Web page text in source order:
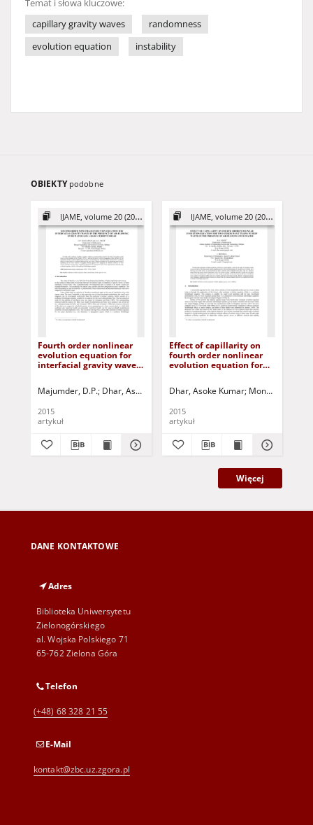
Temat i słowa kluczowe:
capillary gravity waves
randomness
evolution equation
instability
OBIEKTY podobne
IJAME, volume 20 (2015)
Fourth order nonlinear
evolution equation for
interfacial gravity waves
basic current shear
Majumder, D.P. Dhar, Asoke Kumar Jurczak, Paweł - red.
2015
artykuł
IJAME, volume 20 (2015)
Effect of capillarity on
fourth order nonlinear
evolution equation for
presence of air flowing
Dhar, Asoke Kumar Mondal, J.
2015
artykuł
Więcej
DANE KONTAKTOWE
Adres
Biblioteka Uniwersytetu
Zielonogórskiego
al. Wojska Polskiego 71
65-762 Zielona Góra
Telefon
(+48) 68 328 21 55
E-Mail
kontakt@zbc.uz.zgora.pl